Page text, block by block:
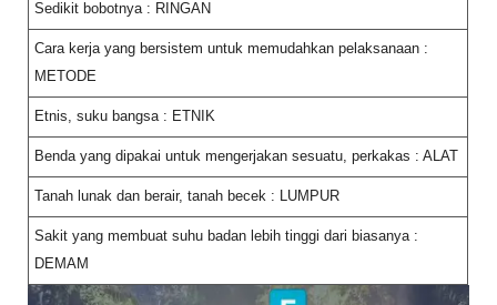
Sedikit bobotnya : RINGAN
Cara kerja yang bersistem untuk memudahkan pelaksanaan :
METODE
Etnis, suku bangsa : ETNIK
Benda yang dipakai untuk mengerjakan sesuatu, perkakas : ALAT
Tanah lunak dan berair, tanah becek : LUMPUR
Sakit yang membuat suhu badan lebih tinggi dari biasanya :
DEMAM